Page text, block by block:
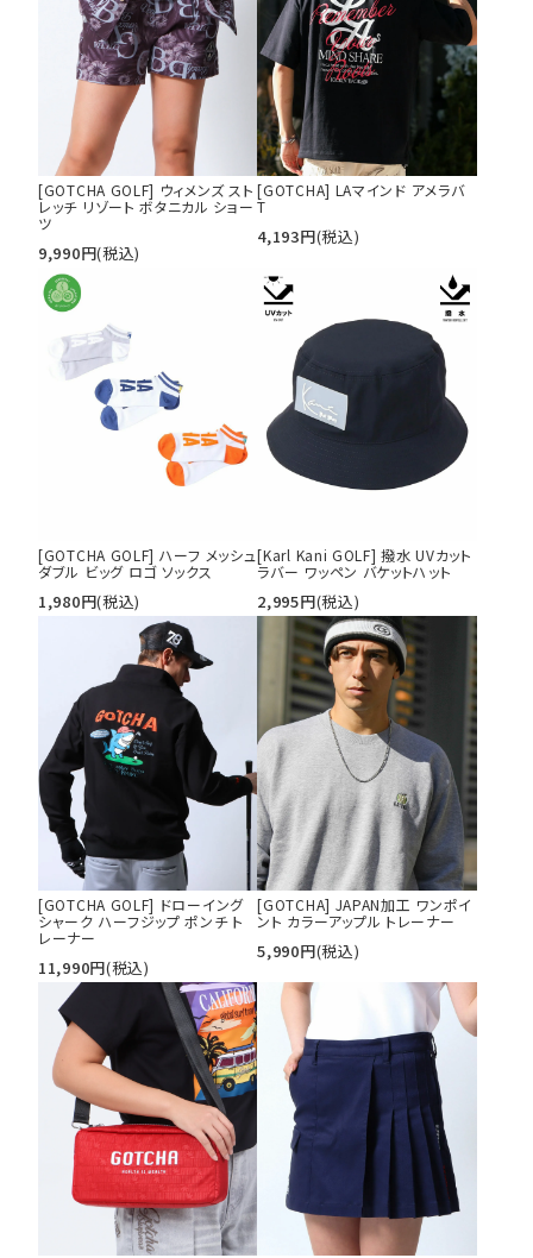
[GOTCHA GOLF] ウィメンズ スト
レッチ リゾート ボタニカル ショー
ツ
9,990円(税込)
[GOTCHA] LAマインド アメラバ
T
4,193円(税込)
[GOTCHA GOLF] ハーフ メッシュ
ダブル ビッグ ロゴ ソックス
1,980円(税込)
[Karl Kani GOLF] 撥水 UVカット
ラバー ワッペン バケットハット
2,995円(税込)
[GOTCHA GOLF] ドローイング
シャーク ハーフジップ ポンチ ト
レーナー
11,990円(税込)
[GOTCHA] JAPAN加工 ワンポイ
ント カラーアップル トレーナー
5,990円(税込)